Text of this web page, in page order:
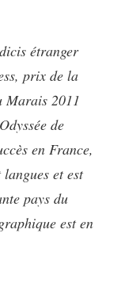
étranger
prix de la
Marais 2011
de
en France,
et est
pays du
est en